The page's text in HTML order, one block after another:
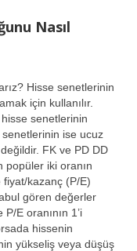
Nasıl
Hisse senetlerinin
için kullanılır.
senetlerinin
ise ucuz
FK ve PD DD
popüler iki oranın
kazanç (P/E)
gören değerler
E oranının 1’i
hissenin
yükseliş veya düşüş